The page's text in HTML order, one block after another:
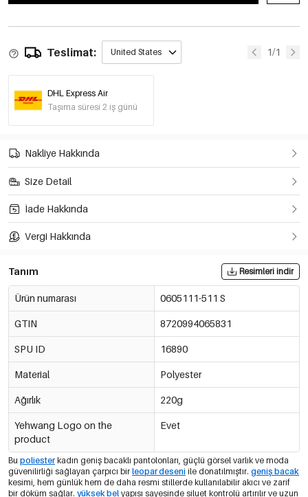
Teslimat: United States 1/1
DHL Express Air
Taşıma süresi 2 iş günü
Nakliye Hakkında
Size Detail
İade Hakkında
Vergi Hakkında
Tanım Resimleri indir
Ürün numarası 0605111-511 S
GTIN 8720994065831
SPU ID 16890
Material Polyester
Ağırlık 220g
Yehwang Logo on the
product
Evet
Bu poliester kadın geniş bacaklı pantolonları, güçlü görsel varlık ve moda
güvenilirliği sağlayan çarpıcı bir leopar deseni ile donatılmıştır. geniş bacak
kesimi, hem günlük hem de daha resmi stillerde kullanılabilir akıcı ve zarif
bir döküm sağlar. yüksek bel yapısı sayesinde siluet kontrolü artırılır ve uzun